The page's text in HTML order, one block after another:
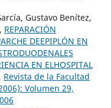
Gustavo Benítez,
REPARACIÓN
DEEPIPLÓN EN
EN ELHOSPITAL
, Revista de la Facultad
Volumen 29,